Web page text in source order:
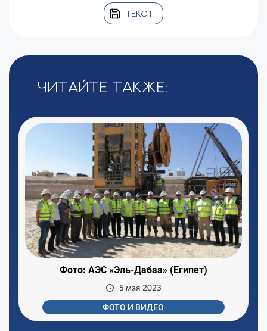
ТЕКСТ
Читайте также:
Фото: АЭС «Эль-Дабаа» (Египет)
5 мая 2023
ФОТО И ВИДЕО